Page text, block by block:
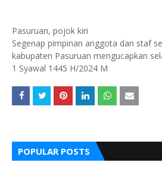
Pasuruan, pojok kiri
Segenap pimpinan anggota dan staf
kabupaten Pasuruan mengucapkan
1 Syawal 1445 H/2024 M
POPULAR POSTS